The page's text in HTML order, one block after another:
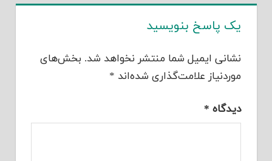
یک پاسخ بنویسید
نشانی ایمیل شما منتشر نخواهد شد. بخش‌های
موردنیاز علامت‌گذاری شده‌اند *
دیدگاه *